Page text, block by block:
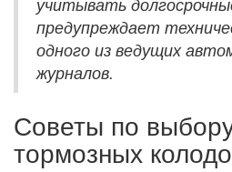
предупреждает
одного из ведущих
журналов.
Советы по
тормозных